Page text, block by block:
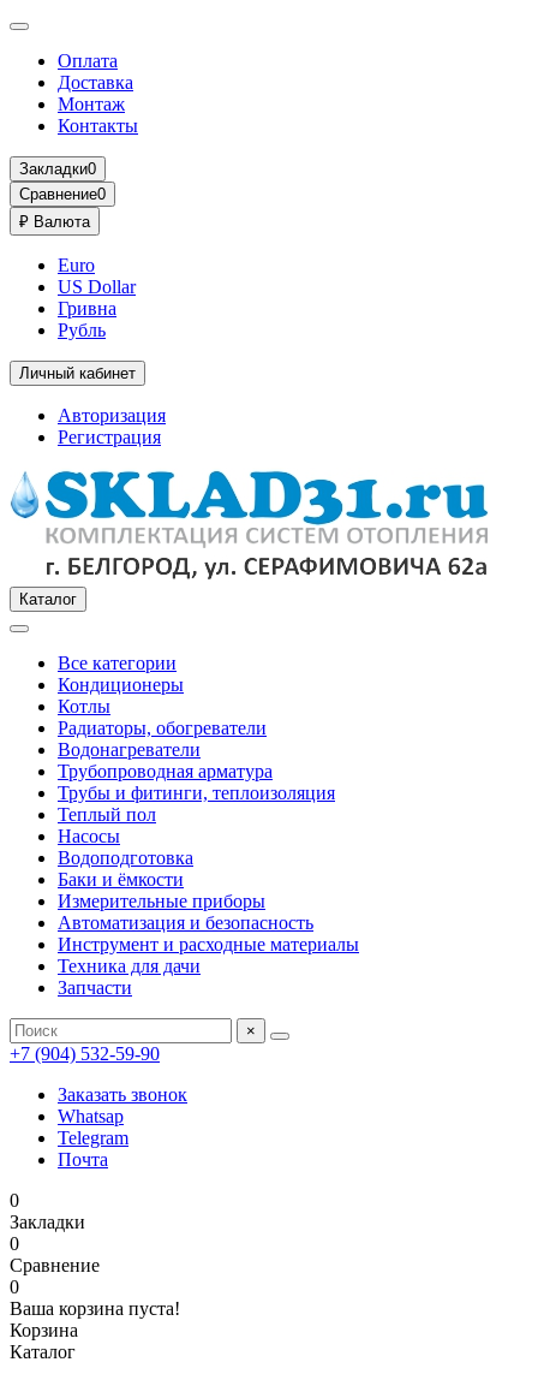
Оплата
Доставка
Монтаж
Контакты
Закладки0
Сравнение0
₽ Валюта
Euro
US Dollar
Гривна
Рубль
Личный кабинет
Авторизация
Регистрация
Каталог
Все категории
Кондиционеры
Котлы
Радиаторы, обогреватели
Водонагреватели
Трубопроводная арматура
Трубы и фитинги, теплоизоляция
Теплый пол
Насосы
Водоподготовка
Баки и ёмкости
Измерительные приборы
Автоматизация и безопасность
Инструмент и расходные материалы
Техника для дачи
Запчасти
×
+7 (904) 532-59-90
Заказать звонок
Whatsap
Telegram
Почта
0
Закладки
0
Сравнение
0
Ваша корзина пуста!
Корзина
Каталог